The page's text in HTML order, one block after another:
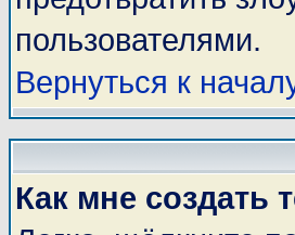
пользователями.
Вернуться к
Как мне создать